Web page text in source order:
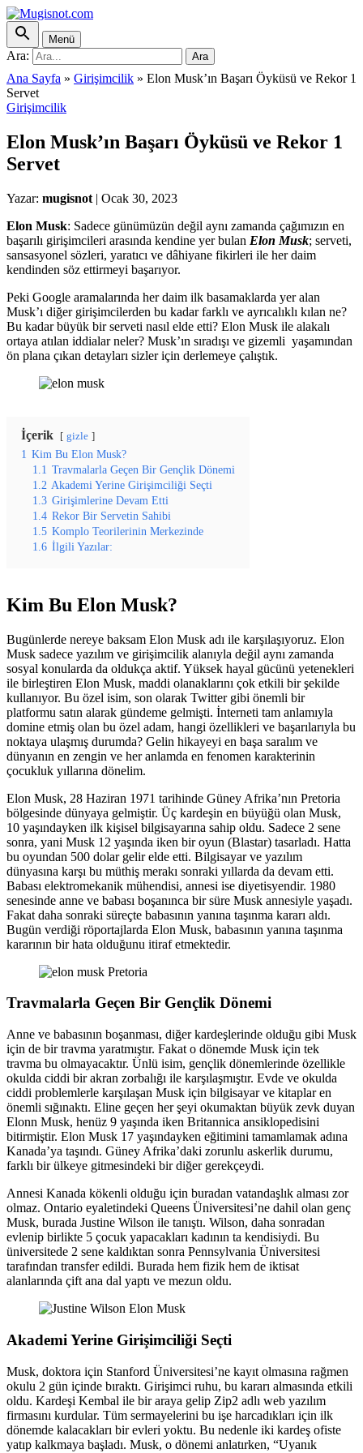
Menü
Ara: Ara
Ana Sayfa » Girişimcilik » Elon Musk’ın Başarı Öyküsü ve Rekor 1
Servet
Girişimcilik
Elon Musk’ın Başarı Öyküsü ve Rekor 1
Servet
Yazar: mugisnot | Ocak 30, 2023
Elon Musk: Sadece günümüzün değil aynı zamanda çağımızın en
başarılı girişimcileri arasında kendine yer bulan Elon Musk; serveti,
sansasyonel sözleri, yaratıcı ve dâhiyane fikirleri ile her daim
kendinden söz ettirmeyi başarıyor.
Peki Google aramalarında her daim ilk basamaklarda yer alan
Musk’ı diğer girişimcilerden bu kadar farklı ve ayrıcalıklı kılan ne?
Bu kadar büyük bir serveti nasıl elde etti? Elon Musk ile alakalı
ortaya atılan iddialar neler? Musk’ın sıradışı ve gizemli yaşamından
ön plana çıkan detayları sizler için derlemeye çalıştık.
İçerik gizle
1 Kim Bu Elon Musk?
1.1 Travmalarla Geçen Bir Gençlik Dönemi
1.2 Akademi Yerine Girişimciliği Seçti
1.3 Girişimlerine Devam Etti
1.4 Rekor Bir Servetin Sahibi
1.5 Komplo Teorilerinin Merkezinde
1.6 İlgili Yazılar:
Kim Bu Elon Musk?
Bugünlerde nereye baksam Elon Musk adı ile karşılaşıyoruz. Elon
Musk sadece yazılım ve girişimcilik alanıyla değil aynı zamanda
sosyal konularda da oldukça aktif. Yüksek hayal gücünü yetenekleri
ile birleştiren Elon Musk, maddi olanaklarını çok etkili bir şekilde
kullanıyor. Bu özel isim, son olarak Twitter gibi önemli bir
platformu satın alarak gündeme gelmişti. İnterneti tam anlamıyla
domine etmiş olan bu özel adam, hangi özellikleri ve başarılarıyla bu
noktaya ulaşmış durumda? Gelin hikayeyi en başa saralım ve
dünyanın en zengin ve her anlamda en fenomen karakterinin
çocukluk yıllarına dönelim.
Elon Musk, 28 Haziran 1971 tarihinde Güney Afrika’nın Pretoria
bölgesinde dünyaya gelmiştir. Üç kardeşin en büyüğü olan Musk,
10 yaşındayken ilk kişisel bilgisayarına sahip oldu. Sadece 2 sene
sonra, yani Musk 12 yaşında iken bir oyun (Blastar) tasarladı. Hatta
bu oyundan 500 dolar gelir elde etti. Bilgisayar ve yazılım
dünyasına karşı bu müthiş merakı sonraki yıllarda da devam etti.
Babası elektromekanik mühendisi, annesi ise diyetisyendir. 1980
senesinde anne ve babası boşanınca bir süre Musk annesiyle yaşadı.
Fakat daha sonraki süreçte babasının yanına taşınma kararı aldı.
Bugün verdiği röportajlarda Elon Musk, babasının yanına taşınma
kararının bir hata olduğunu itiraf etmektedir.
Travmalarla Geçen Bir Gençlik Dönemi
Anne ve babasının boşanması, diğer kardeşlerinde olduğu gibi Musk
için de bir travma yaratmıştır. Fakat o dönemde Musk için tek
travma bu olmayacaktır. Ünlü isim, gençlik dönemlerinde özellikle
okulda ciddi bir akran zorbalığı ile karşılaşmıştır. Evde ve okulda
ciddi problemlerle karşılaşan Musk için bilgisayar ve kitaplar en
önemli sığınaktı. Eline geçen her şeyi okumaktan büyük zevk duyan
Elonn Musk, henüz 9 yaşında iken Britannica ansiklopedisini
bitirmiştir. Elon Musk 17 yaşındayken eğitimini tamamlamak adına
Kanada’ya taşındı. Güney Afrika’daki zorunlu askerlik durumu,
farklı bir ülkeye gitmesindeki bir diğer gerekçeydi.
Annesi Kanada kökenli olduğu için buradan vatandaşlık alması zor
olmaz. Ontario eyaletindeki Queens Üniversitesi’ne dahil olan genç
Musk, burada Justine Wilson ile tanıştı. Wilson, daha sonradan
evlenip birlikte 5 çocuk yapacakları kadının ta kendisiydi. Bu
üniversitede 2 sene kaldıktan sonra Pennsylvania Üniversitesi
tarafından transfer edildi. Burada hem fizik hem de iktisat
alanlarında çift ana dal yaptı ve mezun oldu.
Akademi Yerine Girişimciliği Seçti
Musk, doktora için Stanford Üniversitesi’ne kayıt olmasına rağmen
okulu 2 gün içinde bıraktı. Girişimci ruhu, bu kararı almasında etkili
oldu. Kardeşi Kembal ile bir araya gelip Zip2 adlı web yazılım
firmasını kurdular. Tüm sermayelerini bu işe harcadıkları için ilk
dönemde kalacakları bir evleri yoktu. Bu nedenle iki kardeş ofiste
yatıp kalkmaya başladı. Musk, o dönemi anlatırken, “Uyanık